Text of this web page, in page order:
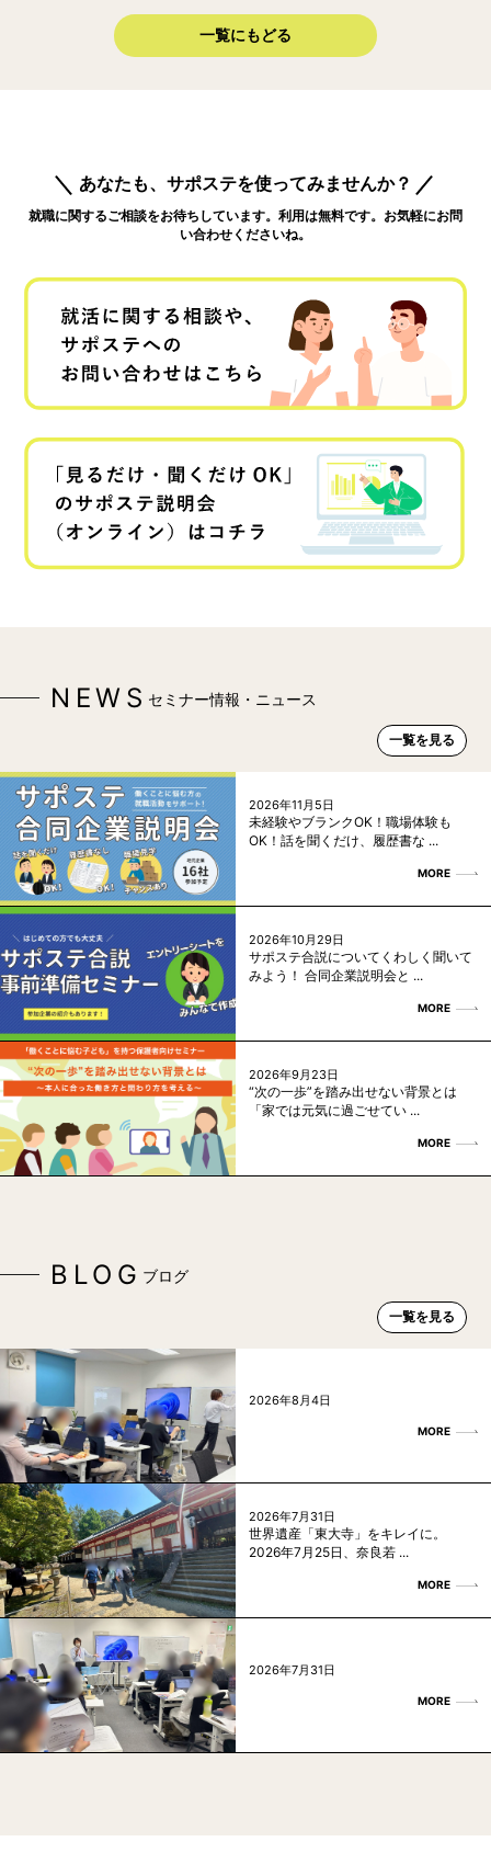
一覧にもどる
あなたも、サポステを使ってみませんか？
就職に関するご相談をお待ちしています。利用は無料です。お気軽にお問
い合わせくださいね。
NEWS セミナー情報・ニュース
一覧を見る
2026年11月5日
未経験やブランクOK！職場体験も
OK！話を聞くだけ、履歴書な ...
MORE
2026年10月29日
サポステ合説についてくわしく聞いて
みよう！ 合同企業説明会と ...
MORE
2026年9月23日
“次の一歩”を踏み出せない背景とは
「家では元気に過ごせてい ...
MORE
BLOG ブログ
一覧を見る
2026年8月4日
MORE
2026年7月31日
世界遺産「東大寺」をキレイに。
2026年7月25日、奈良若 ...
MORE
2026年7月31日
MORE